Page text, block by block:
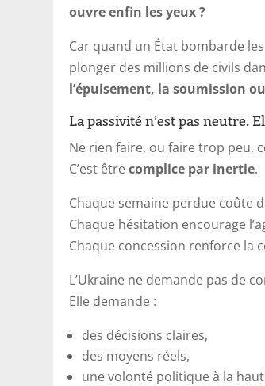
ouvre enfin les yeux ?
Car quand un État bombarde
plonger des millions de civils
l’épuisement, la soumission
La passivité n’est pas neutre.
Ne rien faire, ou faire trop peu,
C’est êtrecomplice par inertie.
Chaque semaine perdue coûte
Chaque hésitation encourage
Chaque concession renforce la
L’Ukraine ne demande pas de
Elle demande :
des décisions claires,
des moyens réels,
une volonté politique à la